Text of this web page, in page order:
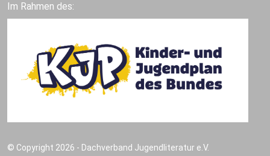
Im Rahmen des:
© Copyright 2026 - Dachverband Jugendliteratur e.V.